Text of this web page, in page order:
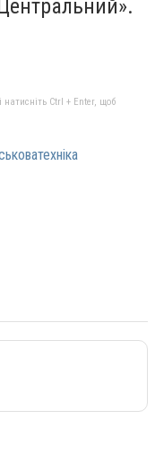
натисніть Ctrl + Enter, щоб